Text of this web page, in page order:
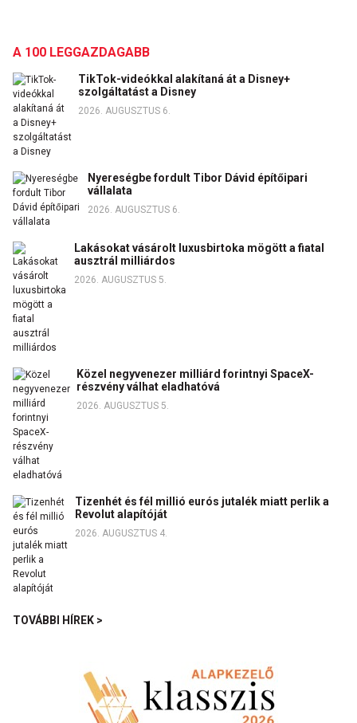
A 100 LEGGAZDAGABB
TikTok-videókkal alakítaná át a Disney+
szolgáltatást a Disney
2026. AUGUSZTUS 6.
Nyereségbe fordult Tibor Dávid építőipari
vállalata
2026. AUGUSZTUS 6.
Lakásokat vásárolt luxusbirtoka mögött a fiatal
ausztrál milliárdos
2026. AUGUSZTUS 5.
Közel negyvenezer milliárd forintnyi SpaceX-
részvény válhat eladhatóvá
2026. AUGUSZTUS 5.
Tizenhét és fél millió eurós jutalék miatt perlik a
Revolut alapítóját
2026. AUGUSZTUS 4.
TOVÁBBI HÍREK >